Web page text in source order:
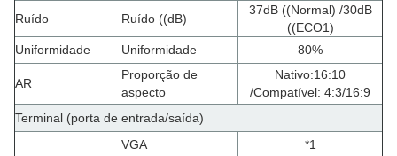
Ruído Ruído ((dB)
37dB ((Normal) /30dB
((ECO1)
Uniformidade
Uniformidade 80%
AR
Proporção de
aspecto
Nativo:16:10
/Compatível: 4:3/16:9
Terminal (porta de entrada/saída)
VGA
*1